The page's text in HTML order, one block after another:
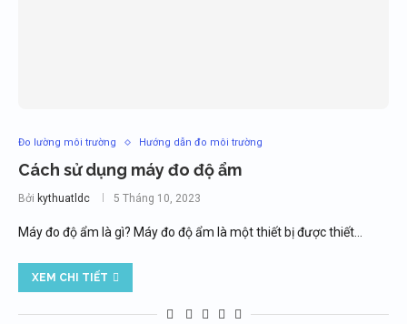
Đo lường môi trường Hướng dẫn đo môi trường
Cách sử dụng máy đo độ ẩm
Bởi kythuatldc 5 Tháng 10, 2023
Máy đo độ ẩm là gì? Máy đo độ ẩm là một thiết bị được thiết…
XEM CHI TIẾT